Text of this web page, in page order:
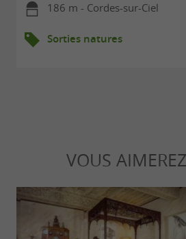
186 m - Cordes-sur-Ciel
Sorties natures
VOUS AIMEREZ